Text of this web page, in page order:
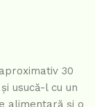
30
usucă-l cu un
alimentară și o